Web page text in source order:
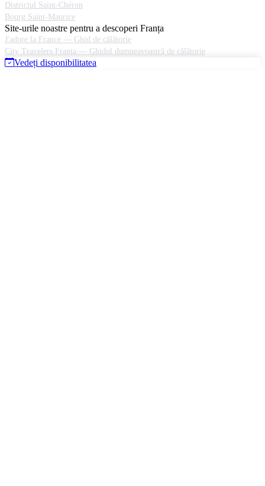
Districtul Saint-Chéron
Bourg Saint-Maurice
Site-urile noastre pentru a descoperi Franța
J'adore la France — Ghid de călătorie
City Travelers Franţa — Ghidul dumneavoastră de călătorie
Vedeți disponibilitatea